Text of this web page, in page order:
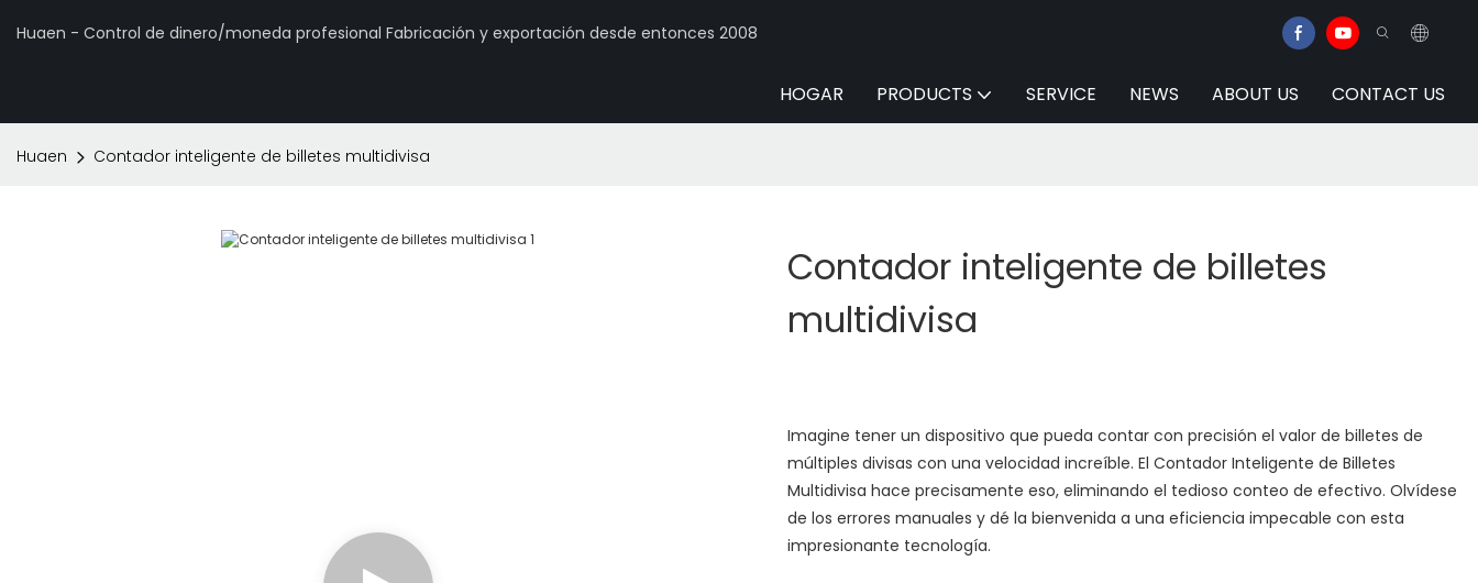
Huaen - Control de dinero/moneda profesional Fabricación y exportación desde entonces 2008
HOGAR PRODUCTS SERVICE NEWS ABOUT US CONTACT US
Huaen Contador inteligente de billetes multidivisa
Contador inteligente de billetes
multidivisa
Imagine tener un dispositivo que pueda contar con precisión el valor de billetes de
múltiples divisas con una velocidad increíble. El Contador Inteligente de Billetes
Multidivisa hace precisamente eso, eliminando el tedioso conteo de efectivo. Olvídese
de los errores manuales y dé la bienvenida a una eficiencia impecable con esta
impresionante tecnología.